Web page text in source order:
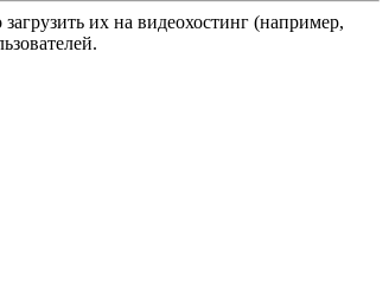
их на видеохостинг (например,